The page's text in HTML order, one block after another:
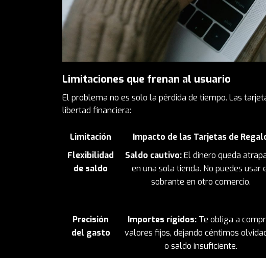
Limitaciones que frenan al usuario
El problema no es solo la pérdida de tiempo. Las
libertad financiera:
Limitación Impacto de las Tarjetas de
Flexibilidad
de saldo
Saldo cautivo:El dinero queda
en una sola tienda. No puedes usar
sobrante en otro comercio.
Precisión
del gasto
Importes rígidos: Te obliga a
valores fijos, dejando céntimos
o saldo insuficiente.